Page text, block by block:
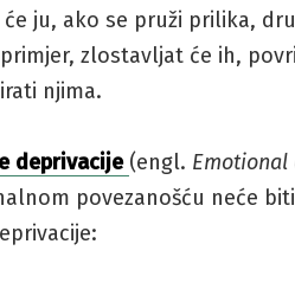
ju, ako se pruži prilika,
zlostavljat će ih,
njima.
deprivacije (engl.
povezanošću neće